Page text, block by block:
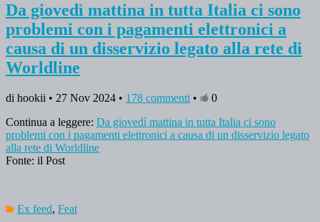
Da giovedì mattina in tutta Italia ci sono
problemi con i pagamenti elettronici a
causa di un disservizio legato alla rete di
Worldline
di hookii • 27 Nov 2024 • 178 commenti •
0
Continua a leggere: Da giovedì mattina in tutta Italia ci sono
problemi con i pagamenti elettronici a causa di un disservizio legato
alla rete di Worldline
Fonte: il Post
Ex feed, Feat